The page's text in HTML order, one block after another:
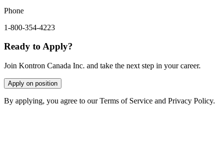
Phone
1-800-354-4223
Ready to Apply?
Join Kontron Canada Inc. and take the next step in your career.
Apply on position
By applying, you agree to our Terms of Service and Privacy Policy.